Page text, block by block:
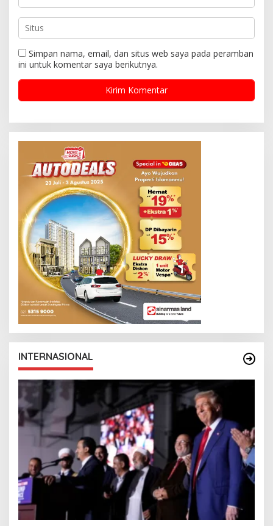
Simpan nama, email, dan situs web saya pada peramban
ini untuk komentar saya berikutnya.
INTERNASIONAL